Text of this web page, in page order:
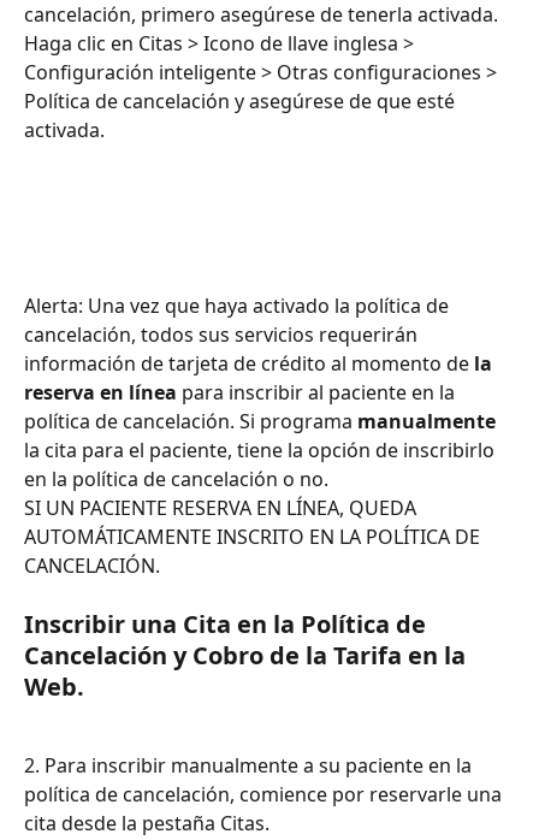
cancelación, primero asegúrese de tenerla activada.
Haga clic en Citas > Icono de llave inglesa >
Configuración inteligente > Otras configuraciones >
Política de cancelación y asegúrese de que esté
activada.
Alerta: Una vez que haya activado la política de
cancelación, todos sus servicios requerirán
información de tarjeta de crédito al momento de la
reserva en línea para inscribir al paciente en la
política de cancelación. Si programa manualmente
la cita para el paciente, tiene la opción de inscribirlo
en la política de cancelación o no.
SI UN PACIENTE RESERVA EN LÍNEA, QUEDA
AUTOMÁTICAMENTE INSCRITO EN LA POLÍTICA DE
CANCELACIÓN.
Inscribir una Cita en la Política de
Cancelación y Cobro de la Tarifa en la
Web.
2. Para inscribir manualmente a su paciente en la
política de cancelación, comience por reservarle una
cita desde la pestaña Citas.